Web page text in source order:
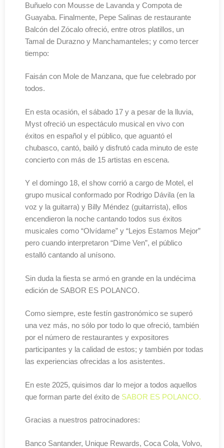
Buñuelo con Mousse de Lavanda y Compota de
Guayaba. Finalmente, Pepe Salinas de restaurante
Balcón del Zócalo ofreció, entre otros platillos, un
Tamal de Durazno y Manchamanteles; y como tercer
tiempo:
Faisán con Mole de Manzana, que fue celebrado por
todos.
En esta ocasión, el sábado 17 y a pesar de la lluvia,
Myst ofreció un espectáculo musical en vivo con
éxitos en español y el público, que aguantó el
chubasco, cantó, bailó y disfrutó cada minuto de este
concierto con más de 15 artistas en escena.
Y el domingo 18, el show corrió a cargo de Motel, el
grupo musical conformado por Rodrigo Dávila (en la
voz y la guitarra) y Billy Méndez (guitarrista), ellos
encendieron la noche cantando todos sus éxitos
musicales como “Olvídame” y “Lejos Estamos Mejor”
pero cuando interpretaron “Dime Ven”, el público
estalló cantando al unísono.
Sin duda la fiesta se armó en grande en la undécima
edición de SABOR ES POLANCO.
Como siempre, este festín gastronómico se superó
una vez más, no sólo por todo lo que ofreció, también
por el número de restaurantes y expositores
participantes y la calidad de estos; y también por todas
las experiencias ofrecidas a los asistentes.
En este 2025, quisimos dar lo mejor a todos aquellos
que forman parte del éxito de SABOR ES POLANCO.
Gracias a nuestros patrocinadores:
Banco Santander, Unique Rewards, Coca Cola, Volvo,